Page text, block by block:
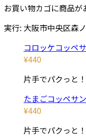
お買い物カゴに商品が
実行: 大阪市中央区森
コロッケコッペ
¥440
片手でパクっと
たまごコッペサ
¥440
片手でパクっと